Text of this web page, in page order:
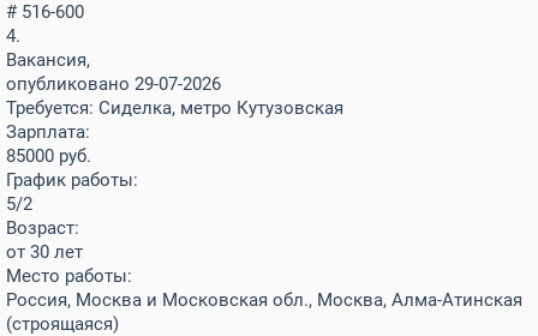
# 516-600
4.
Вакансия,
опубликовано 29-07-2026
Требуется: Сиделка, метро Кутузовская
Зарплата:
85000 руб.
График работы:
5/2
Возраст:
от 30 лет
Место работы:
Россия, Москва и Московская обл., Москва, Алма-Атинская
(строящаяся)